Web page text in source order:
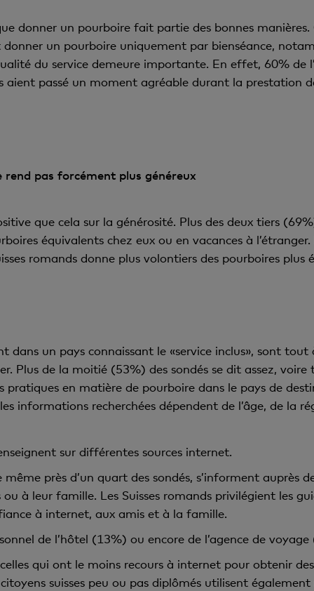
donner un pourboire fait partie des bonnes
un pourboire uniquement par bienséance,
du service demeure importante. En effet, 60% de
aient passé un moment agréable durant la prestation
rend pas forcément plus généreux
que cela sur la générosité. Plus des deux tiers
équivalents chez eux ou en vacances à
romands donne plus volontiers des pourboires plus
dans un pays connaissant le «service inclus», sont
Plus de la moitié (53%) des sondés se dit assez,
en matière de pourboire dans le pays de
informations recherchées dépendent de l’âge, de la
sur différentes sources internet.
près d’un quart des sondés, s’informent auprès
à leur famille. Les Suisses romands privilégient les
à internet, aux amis et à la famille.
de l’hôtel (13%) ou encore de l’agence de voyage
qui ont le moins recours à internet pour obtenir
citoyens suisses peu ou pas diplômés utilisent